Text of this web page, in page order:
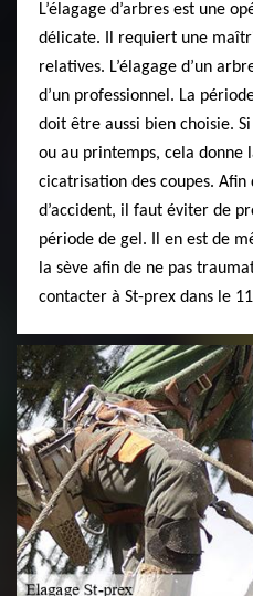
L’élagage d’arbres est une
délicate. Il requiert une
relatives. L’élagage d’un
d’un professionnel. La
doit être aussi bien choisie.
ou au printemps, cela donne
cicatrisation des coupes. Afin
d’accident, il faut éviter de
période de gel. Il en est de
la sève afin de ne pas
contacter à St-prex dans le